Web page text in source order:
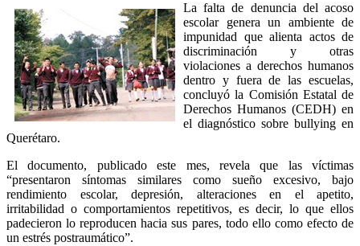
La falta de denuncia del acoso
escolar genera un ambiente de
impunidad que alienta actos de
discriminación y otras
violaciones a derechos humanos
dentro y fuera de las escuelas,
concluyó la Comisión Estatal de
Derechos Humanos (CEDH) en
el diagnóstico sobre bullying en
Querétaro.
El documento, publicado este mes, revela que las víctimas
“presentaron síntomas similares como sueño excesivo, bajo
rendimiento escolar, depresión, alteraciones en el apetito,
irritabilidad o comportamientos repetitivos, es decir, lo que ellos
padecieron lo reproducen hacia sus pares, todo ello como efecto de
un estrés postraumático”.